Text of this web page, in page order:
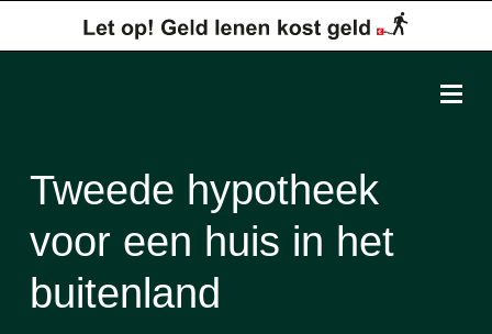
Tweede hypotheek
voor een huis in het
buitenland